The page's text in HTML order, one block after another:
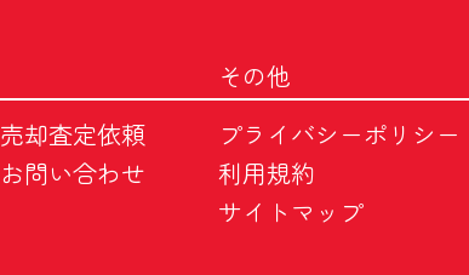
売却査定依頼
お問い合わせ
その他
プライバシーポリシー
利用規約
サイトマップ